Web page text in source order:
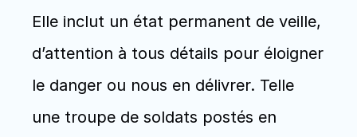
Elle inclut un état permanent de veille,
d’attention à tous détails pour éloigner
le danger ou nous en délivrer. Telle
une troupe de soldats postés en